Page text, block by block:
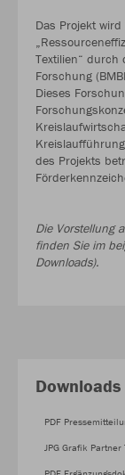
Das Projekt
Textilien“
Forschung
Dieses
des Projekts
Die Vorstellung
finden Sie im
Downloads).
Downloads
PDF
JPG Grafik